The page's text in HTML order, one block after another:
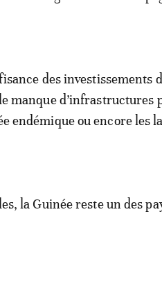
des investissements
manque
endémique ou encore les
la Guinée reste un des